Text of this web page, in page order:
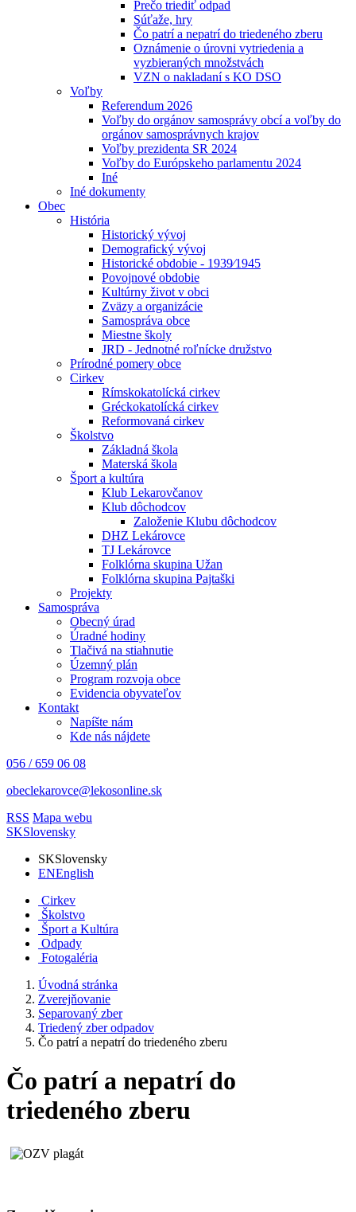
Prečo triediť odpad
Súťaže, hry
Čo patrí a nepatrí do triedeného zberu
Oznámenie o úrovni vytriedenia a
vyzbieraných množstvách
VZN o nakladaní s KO DSO
Voľby
Referendum 2026
Voľby do orgánov samosprávy obcí a voľby do
orgánov samosprávnych krajov
Voľby prezidenta SR 2024
Voľby do Európskeho parlamentu 2024
Iné
Iné dokumenty
Obec
História
Historický vývoj
Demografický vývoj
Historické obdobie - 1939⁄1945
Povojnové obdobie
Kultúrny život v obci
Zväzy a organizácie
Samospráva obce
Miestne školy
JRD - Jednotné roľnícke družstvo
Prírodné pomery obce
Cirkev
Rímskokatolícká cirkev
Gréckokatolícká cirkev
Reformovaná cirkev
Školstvo
Základná škola
Materská škola
Šport a kultúra
Klub Lekarovčanov
Klub dôchodcov
Založenie Klubu dôchodcov
DHZ Lekárovce
TJ Lekárovce
Folklórna skupina Užan
Folklórna skupina Pajtaški
Projekty
Samospráva
Obecný úrad
Úradné hodiny
Tlačivá na stiahnutie
Územný plán
Program rozvoja obce
Evidencia obyvateľov
Kontakt
Napíšte nám
Kde nás nájdete
056 / 659 06 08
obeclekarovce@lekosonline.sk
RSS Mapa webu
SKSlovensky
SKSlovensky
ENEnglish
Cirkev
Školstvo
Šport a Kultúra
Odpady
Fotogaléria
Úvodná stránka
Zverejňovanie
Separovaný zber
Triedený zber odpadov
Čo patrí a nepatrí do triedeného zberu
Čo patrí a nepatrí do
triedeného zberu